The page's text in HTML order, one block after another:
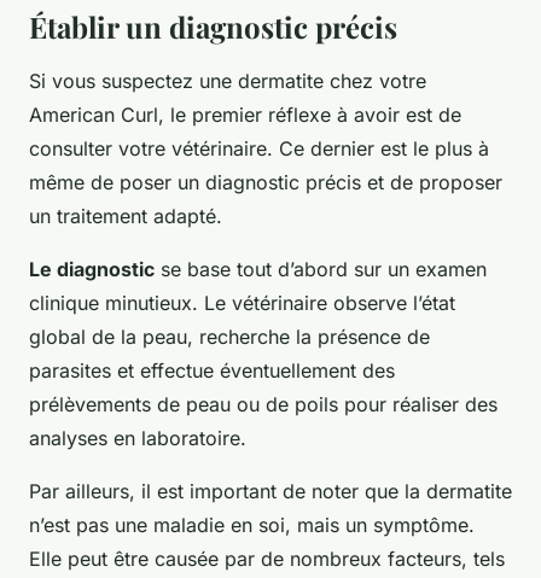
Établir un diagnostic précis
Si vous suspectez une dermatite chez votre
American Curl, le premier réflexe à avoir est de
consulter votre vétérinaire. Ce dernier est le plus à
même de poser un diagnostic précis et de proposer
un traitement adapté.
Le diagnostic se base tout d’abord sur un examen
clinique minutieux. Le vétérinaire observe l’état
global de la peau, recherche la présence de
parasites et effectue éventuellement des
prélèvements de peau ou de poils pour réaliser des
analyses en laboratoire.
Par ailleurs, il est important de noter que la dermatite
n’est pas une maladie en soi, mais un symptôme.
Elle peut être causée par de nombreux facteurs, tels